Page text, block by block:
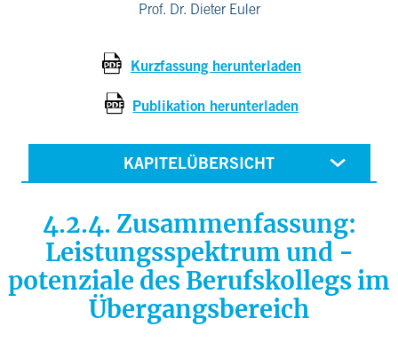
Prof. Dr. Dieter Euler
Kurzfassung herunterladen
Publikation herunterladen
KAPITELÜBERSICHT
4.2.4. Zusammenfassung:
Leistungsspektrum und -
potenziale des Berufskollegs im
Übergangsbereich